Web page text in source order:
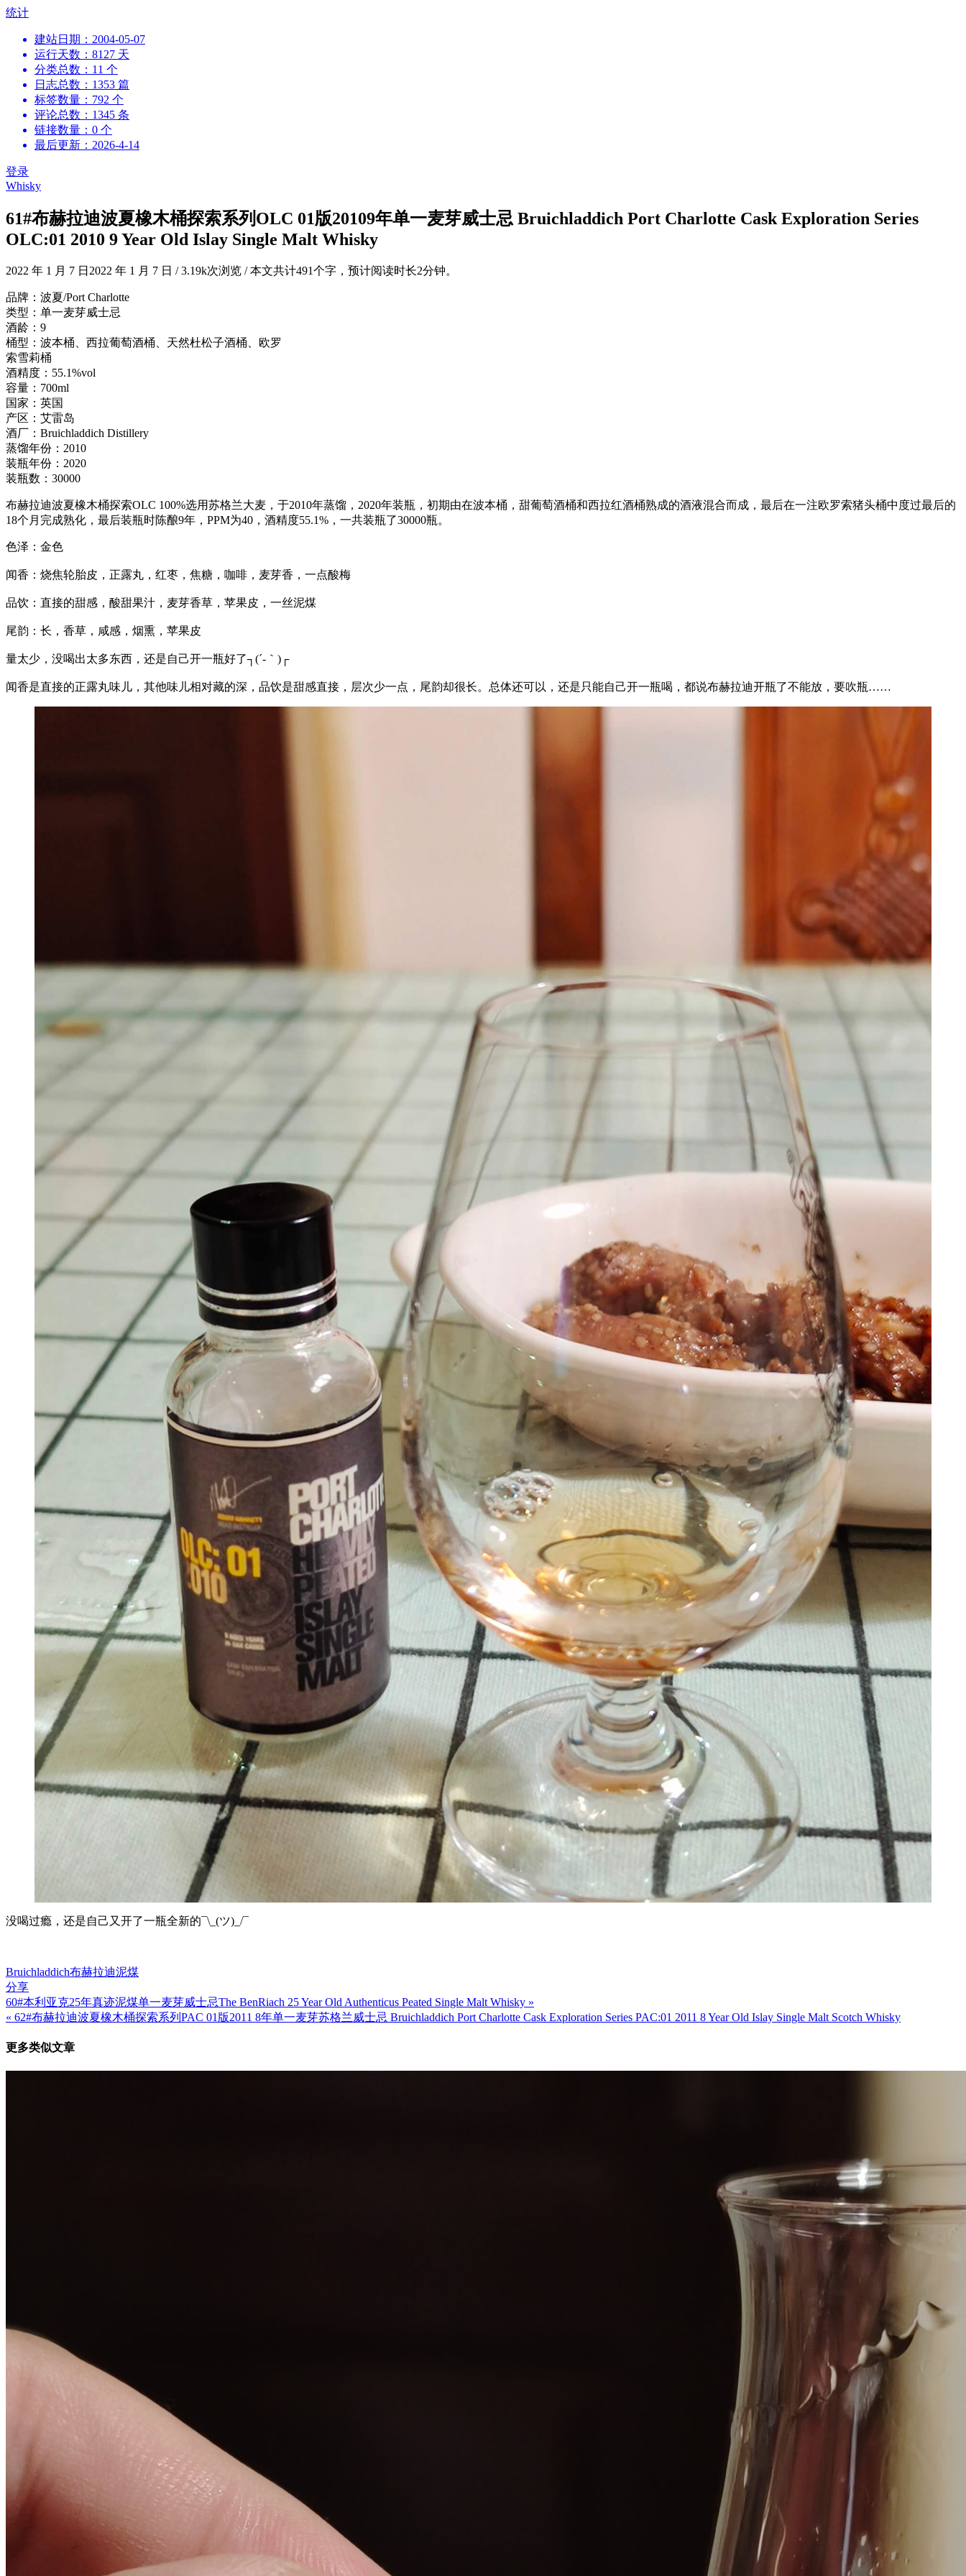
跳
统计
建站日期：2004-05-07
运行天数：8127 天
分类总数：11 个
日志总数：1353 篇
标签数量：792 个
评论总数：1345 条
链接数量：0 个
最后更新：2026-4-14
登录
Whisky
61#布赫拉迪波夏橡木桶探索系列OLC 01版20109年单一麦芽威士忌 Bruichladdich Port Charlotte Cask Exploration Series
OLC:01 2010 9 Year Old Islay Single Malt Whisky
2022 年 1 月 7 日 2022 年 1 月 7 日 /3.19k次浏览 /本文共计491个字，预计阅读时长2分钟。
品牌：波夏/Port Charlotte
类型：单一麦芽威士忌
酒龄：9
桶型：波本桶、西拉葡萄酒桶、天然杜松子酒桶、欧罗
索雪莉桶
酒精度：55.1%vol
容量：700ml
国家：英国
产区：艾雷岛
酒厂：Bruichladdich Distillery
蒸馏年份：2010
装瓶年份：2020
装瓶数：30000
布赫拉迪波夏橡木桶探索OLC 100%选用苏格兰大麦，于2010年蒸馏，2020年装瓶，初期由在波本桶，甜葡萄酒桶和西拉红酒桶熟成的酒液混合而成，最后在一注欧罗索猪头桶中度过最后的
18个月完成熟化，最后装瓶时陈酿9年，PPM为40，酒精度55.1%，一共装瓶了30000瓶。
色泽：金色
闻香：烧焦轮胎皮，正露丸，红枣，焦糖，咖啡，麦芽香，一点酸梅
品饮：直接的甜感，酸甜果汁，麦芽香草，苹果皮，一丝泥煤
尾韵：长，香草，咸感，烟熏，苹果皮
量太少，没喝出太多东西，还是自己开一瓶好了┐(´-｀)┌
闻香是直接的正露丸味儿，其他味儿相对藏的深，品饮是甜感直接，层次少一点，尾韵却很长。总体还可以，还是只能自己开一瓶喝，都说布赫拉迪开瓶了不能放，要吹瓶……
没喝过瘾，还是自己又开了一瓶全新的¯\_(ツ)_/¯
Bruichladdich布赫拉迪泥煤
分享
文
章
导
航
60#本利亚克25年真迹泥煤单一麦芽威士忌The BenRiach 25 Year Old Authenticus Peated Single Malt Whisky »
« 62#布赫拉迪波夏橡木桶探索系列PAC 01版2011 8年单一麦芽苏格兰威士忌 Bruichladdich Port Charlotte Cask Exploration Series PAC:01 2011 8 Year Old Islay Single Malt Scotch Whisky
更多类似文章